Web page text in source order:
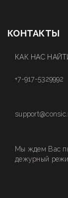
КОНТАКТЫ
КАК НАС
+7-917-5329992
Мы ждем Вас
дежурный